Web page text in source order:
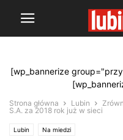
[wp_bannerize
Strona główna Lubin
S.A. za 2018 rok już w sieci
Lubin Na miedzi